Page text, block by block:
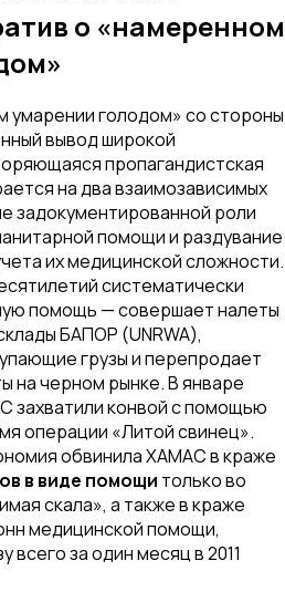
о «намеренном
умарении голодом» со стороны
вывод широкой
пропагандистская
на два взаимозависимых
задокументированной роли
помощи и раздувание
их медицинской сложности.
систематически
помощь — совершает налеты
БАПОР (UNRWA),
грузы и перепродает
на черном рынке. В январе
захватили конвой с помощью
операции «Литой свинец».
обвинила ХАМАС в краже
в виде помощи только во
скала», а также в краже
медицинской помощи,
всего за один месяц в 2011